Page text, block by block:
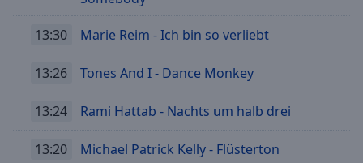
13:30 Marie Reim - Ich bin so verliebt
13:26 Tones And I - Dance Monkey
13:24 Rami Hattab - Nachts um halb drei
13:20 Michael Patrick Kelly - Flüsterton